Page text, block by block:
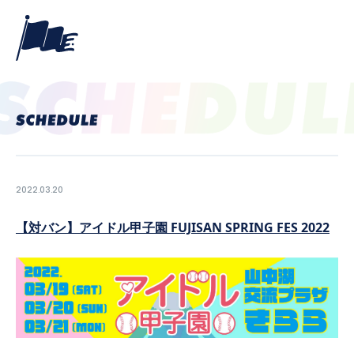
2022.03.20
【対バン】アイドル甲子園 FUJISAN SPRING FES 2022